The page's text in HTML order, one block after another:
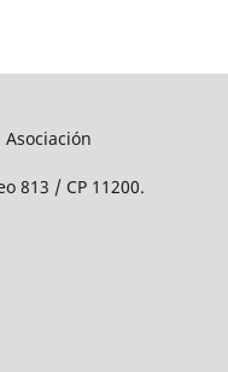
813 / CP 11200.